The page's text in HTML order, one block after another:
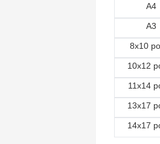
A4
A3
8x10
10x12
11x14
13x17
14x17